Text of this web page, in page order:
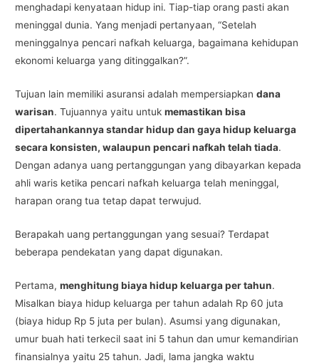
menghadapi kenyataan hidup ini. Tiap-tiap orang pasti akan
meninggal dunia. Yang menjadi pertanyaan, “Setelah
meninggalnya pencari nafkah keluarga, bagaimana kehidupan
ekonomi keluarga yang ditinggalkan?”.
Tujuan lain memiliki asuransi adalah mempersiapkandana
warisan. Tujuannya yaitu untukmemastikan bisa
dipertahankannya standar hidup dan gaya hidup keluarga
secara konsisten, walaupun pencari nafkah telah tiada.
Dengan adanya uang pertanggungan yang dibayarkan kepada
ahli waris ketika pencari nafkah keluarga telah meninggal,
harapan orang tua tetap dapat terwujud.
Berapakah uang pertanggungan yang sesuai? Terdapat
beberapa pendekatan yang dapat digunakan.
Pertama,menghitung biaya hidup keluarga per tahun.
Misalkan biaya hidup keluarga per tahun adalah Rp 60 juta
(biaya hidup Rp 5 juta per bulan). Asumsi yang digunakan,
umur buah hati terkecil saat ini 5 tahun dan umur kemandirian
finansialnya yaitu 25 tahun. Jadi, lama jangka waktu